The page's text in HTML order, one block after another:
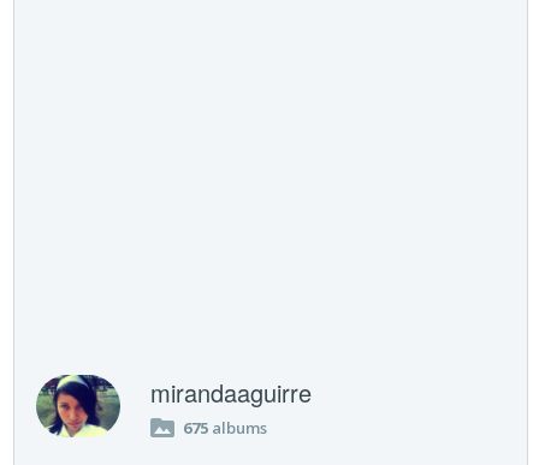
mirandaaguirre
675 albums